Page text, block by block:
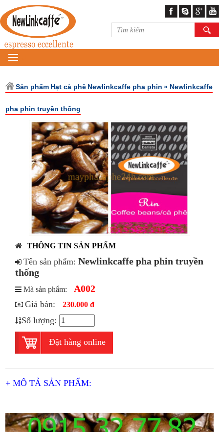
MENU
Sản phẩm Hạt cà phê Newlinkcaffe pha phin » Newlinkcaffe
pha phin truyền thống
THÔNG TIN SẢN PHẨM
Tên sản phẩm:Newlinkcaffe pha phin truyền
thống
Mã sản phẩm: A002
Giá bán: 230.000 đ
Số lượng:
Đặt hàng online
+ MÔ TẢ SẢN PHẨM: